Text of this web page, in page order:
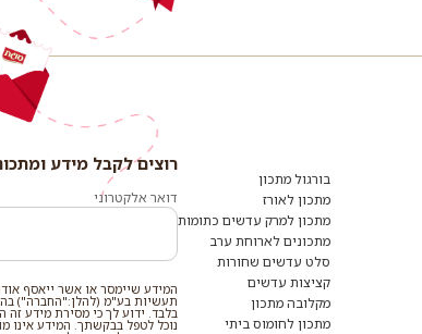
בורגול מתכון
מתכון לאורז
מתכון למרק עדשים כתומות
מתכונים לארוחת ערב
סלט עדשים שחורות
קציצות עדשים
מקלובה מתכון
מתכון לחומוס ביתי
רוצים
מידע
ומתכונים
נוספים?
לרשימת
רוצים לקבל מידע
דואר אלקטרוני
המידע שיימסר או אשר ייאסף
תעשיות בע"מ (להלן:"החברה")
בלבד. ידוע לך כי מסירת מידע זה
נוכל לטפל בבקשתך. המידע אינו